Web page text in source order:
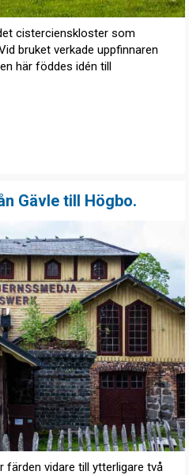
cistercienskloster som
bruket verkade uppfinnaren
här föddes idén till
Gävle till Högbo.
färden vidare till ytterligare två